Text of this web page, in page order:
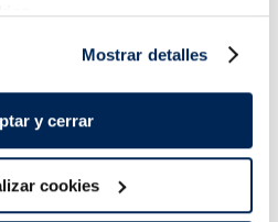
Mostrar detalles
y cerrar
cookies